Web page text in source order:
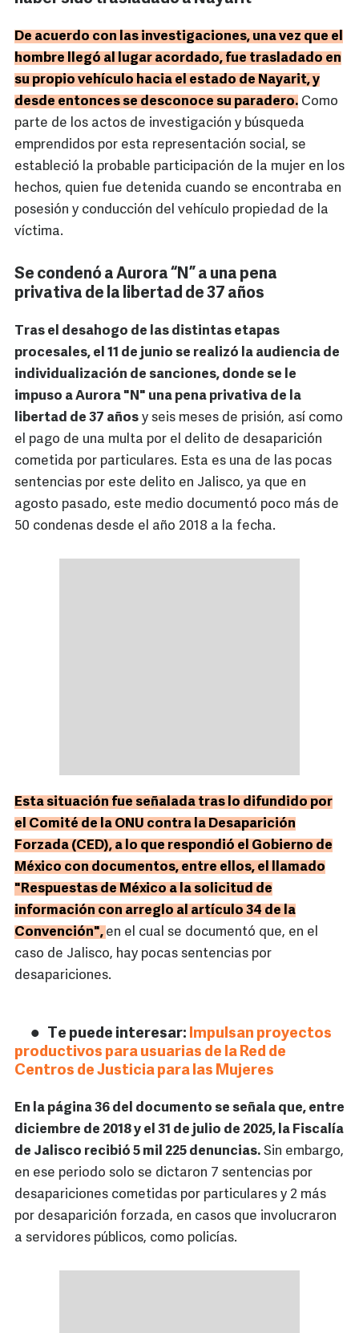
De acuerdo con las investigaciones, una vez que el
hombre llegó al lugar acordado, fue trasladado en
su propio vehículo hacia el estado de Nayarit, y
desde entonces se desconoce su paradero. Como
parte de los actos de investigación y búsqueda
emprendidos por esta representación social, se
estableció la probable participación de la mujer en los
hechos, quien fue detenida cuando se encontraba en
posesión y conducción del vehículo propiedad de la
víctima.
Se condenó a Aurora “N” a una pena
privativa de la libertad de 37 años
Tras el desahogo de las distintas etapas
procesales, el 11 de junio se realizó la audiencia de
individualización de sanciones, donde se le
impuso a Aurora "N" una pena privativa de la
libertad de 37 años y seis meses de prisión, así como
el pago de una multa por el delito de desaparición
cometida por particulares. Esta es una de las pocas
sentencias por este delito en Jalisco, ya que en
agosto pasado, este medio documentó poco más de
50 condenas desde el año 2018 a la fecha.
Esta situación fue señalada tras lo difundido por
el Comité de la ONU contra la Desaparición
Forzada (CED), a lo que respondió el Gobierno de
México con documentos, entre ellos, el llamado
"Respuestas de México a la solicitud de
información con arreglo al artículo 34 de la
Convención", en el cual se documentó que, en el
caso de Jalisco, hay pocas sentencias por
desapariciones.
Te puede interesar: Impulsan proyectos
productivos para usuarias de la Red de
Centros de Justicia para las Mujeres
En la página 36 del documento se señala que, entre
diciembre de 2018 y el 31 de julio de 2025, la Fiscalía
de Jalisco recibió 5 mil 225 denuncias. Sin embargo,
en ese periodo solo se dictaron 7 sentencias por
desapariciones cometidas por particulares y 2 más
por desaparición forzada, en casos que involucraron
a servidores públicos, como policías.